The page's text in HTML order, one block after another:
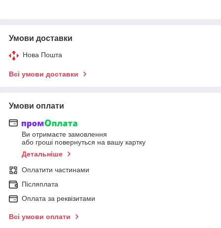
Умови доставки
Нова Пошта
Всі умови доставки
Умови оплати
Ви отримаєте замовлення
або гроші повернуться на вашу картку
Детальніше
Оплатити частинами
Післяплата
Оплата за реквізитами
Всі умови оплати